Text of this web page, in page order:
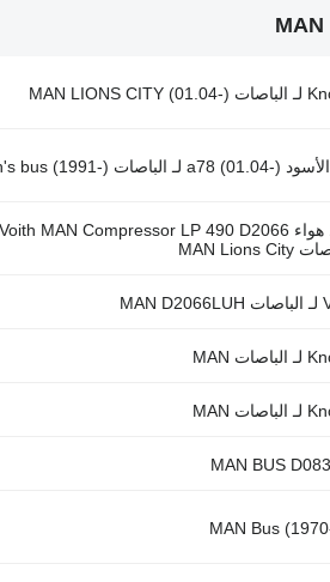
ضاغط الهواء Voith ضاغط هواء Voith MAN Compressor LP 490 D2066